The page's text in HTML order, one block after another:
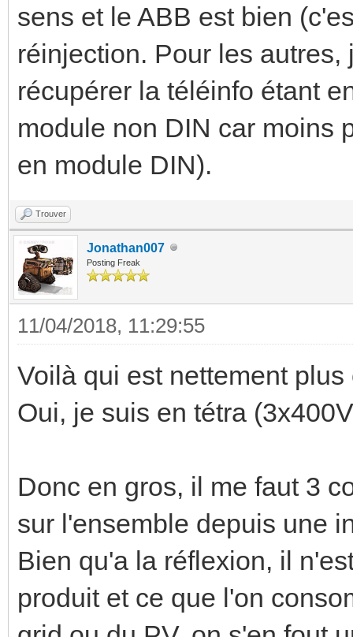
sens et le ABB est bien
réinjection. Pour les
récupérer la téléinfo étant
module non DIN car moins
en module DIN).
Trouver
Jonathan007
Posting Freak
11/04/2018, 11:29:55
Voilà qui est nettement plus
Oui, je suis en tétra
Donc en gros, il me faut 3
sur l'ensemble depuis une
Bien qu'a la réflexion, il
produit et ce que l'on